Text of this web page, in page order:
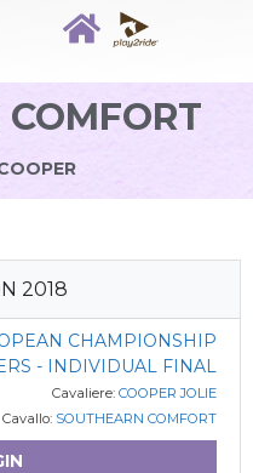
2018
CHAMPIONSHIP
- INDIVIDUAL FINAL
Cavaliere: COOPER JOLIE
Cavallo: SOUTHEARN COMFORT